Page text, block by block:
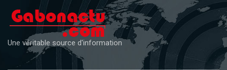
content
Une véritable source d'information